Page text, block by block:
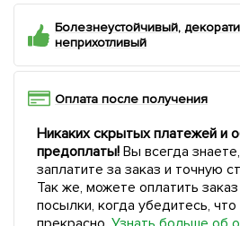
Болезнеустойчивый,
неприхотливый
Оплата после получения
Никаких скрытых платежей и
предоплаты!Вы всегда
заплатите за заказ и точную
Так же, можете оплатить
посылки, когда убедитесь,